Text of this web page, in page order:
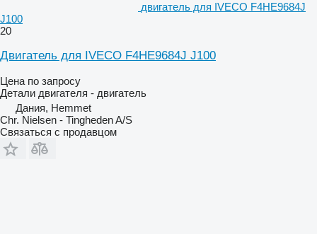
двигатель для IVECO F4HE9684J
J100
20
Двигатель для IVECO F4HE9684J J100
Цена по запросу
Детали двигателя - двигатель
Дания, Hemmet
Chr. Nielsen - Tingheden A/S
Связаться с продавцом